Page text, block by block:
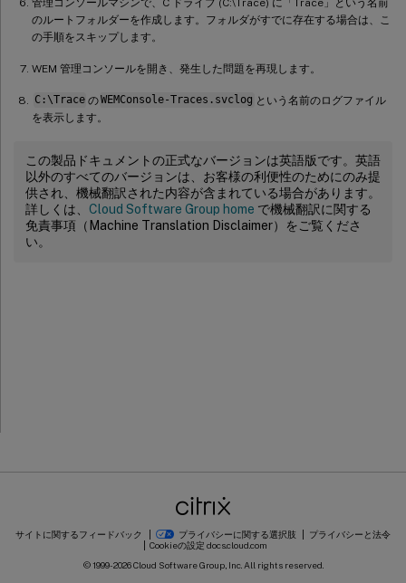
のルートフォルダーを作成します。フォルダがすでに存在する場合は、こ
の手順をスキップします。
WEM 管理コンソールを開き、発生した問題を再現します。
C:\Trace のWEMConsole-Traces.svclog という名前のログファイル
を表示します。
この製品ドキュメントの正式なバージョンは英語版です。英語
以外のすべてのバージョンは、お客様の利便性のためにのみ提
供され、機械翻訳された内容が含まれている場合があります。
詳しくは、 Cloud Software Group home で機械翻訳に関する
免責事項（Machine Translation Disclaimer）をご覧くださ
い。
サイトに関するフィードバック プライバシーに関する選択肢
プライバシーと法令
Cookieの設定 docs.cloud.com
© 1999-2026Cloud Software Group, Inc. All rights reserved.